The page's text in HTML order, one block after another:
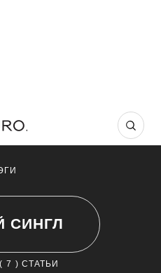
СИНГЛ
7 ) СТАТЬИ